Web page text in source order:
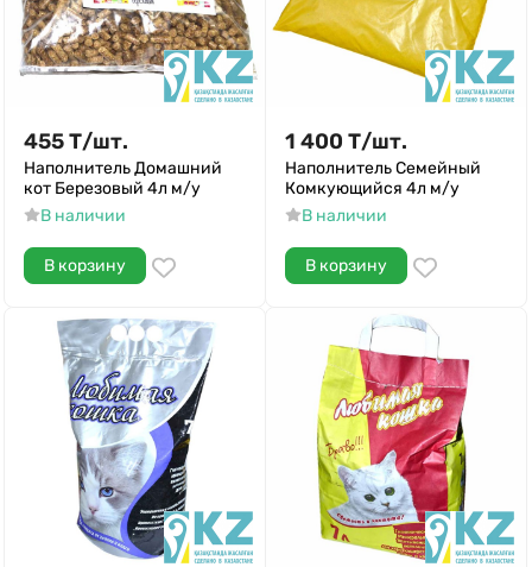
455Т/шт.
Наполнитель Домашний
кот Березовый 4л м/у
В наличии
В корзину
1 400 Т/шт.
Наполнитель Семейный
Комкующийся 4л м/у
В наличии
В корзину